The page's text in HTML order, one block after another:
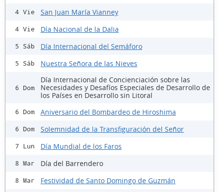
4 Vie San Juan María Vianney
4 Vie Día Nacional de la Dalia
5 Sáb Día Internacional del Semáforo
5 Sáb Nuestra Señora de las Nieves
6 Dom
Día Internacional de Concienciación sobre las
Necesidades y Desafíos Especiales de Desarrollo de
los Países en Desarrollo sin Litoral
6 Dom Aniversario del Bombardeo de Hiroshima
6 Dom Solemnidad de la Transfiguración del Señor
7 Lun Día Mundial de los Faros
8 Mar Día del Barrendero
8 Mar Festividad de Santo Domingo de Guzmán